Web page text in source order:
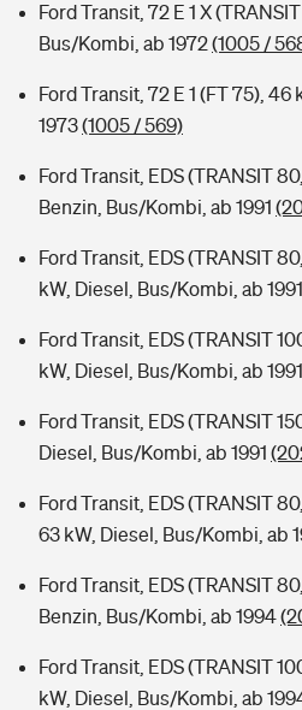
Ford Transit, 72 E 1 X
Bus/Kombi, ab 1972(1005 /
Ford Transit, 72 E 1 (FT 75),
1973(1005 / 569)
Ford Transit, EDS (TRANSIT
Benzin, Bus/Kombi, ab 1991
Ford Transit, EDS (TRANSIT
kW, Diesel, Bus/Kombi, ab 1991
Ford Transit, EDS (TRANSIT
kW, Diesel, Bus/Kombi, ab 1991
Ford Transit, EDS (TRANSIT
Diesel, Bus/Kombi, ab 1991
Ford Transit, EDS (TRANSIT
63 kW, Diesel, Bus/Kombi, ab
Ford Transit, EDS (TRANSIT
Benzin, Bus/Kombi, ab 1994
Ford Transit, EDS (TRANSIT
kW, Diesel, Bus/Kombi, ab